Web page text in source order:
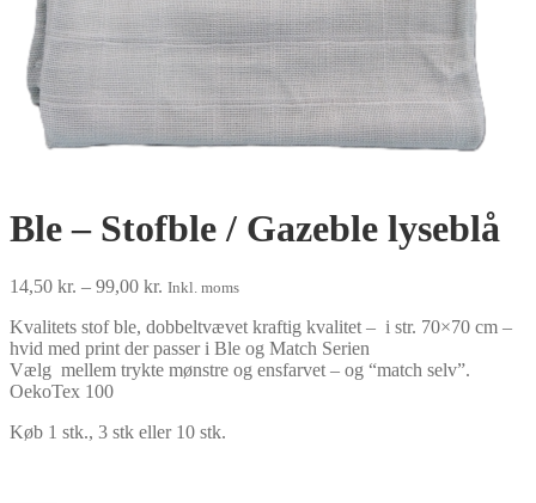
Ble – Stofble / Gazeble lyseblå
14,50 kr. – 99,00 kr. Prisinterval:
til
99,00 kr.
Inkl. moms
Kvalitets stof ble, dobbeltvævet kraftig kvalitet – i str. 70×70 cm –
hvid med print der passer i Ble og Match Serien
Vælg mellem trykte mønstre og ensfarvet – og “match selv”.
OekoTex 100
Køb 1 stk., 3 stk eller 10 stk.